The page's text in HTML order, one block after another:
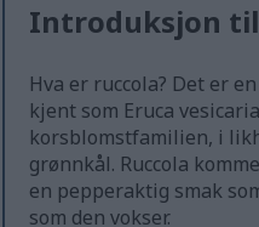
Introduksjon
Hva er ruccola? Det er
kjent som Eruca
korsblomstfamilien, i
grønnkål. Ruccola
en pepperaktig smak
som den vokser.